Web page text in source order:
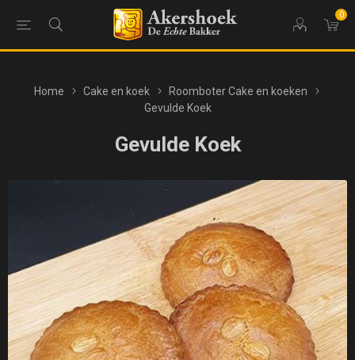
0
Home Cake en koek
Roomboter Cake en koeken
Gevulde Koek
Gevulde Koek